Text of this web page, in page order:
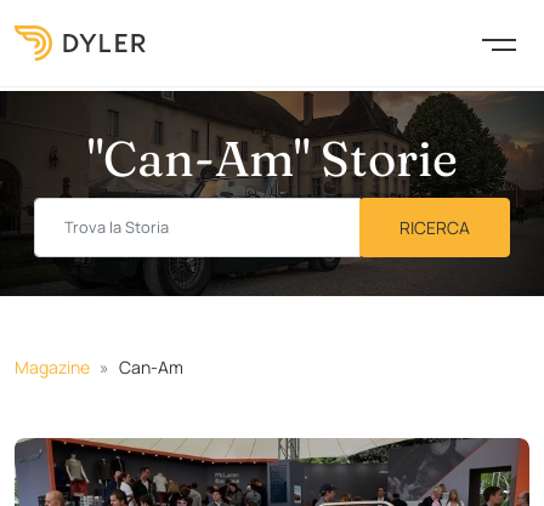
"Can-Am" Storie
Magazine Can-Am